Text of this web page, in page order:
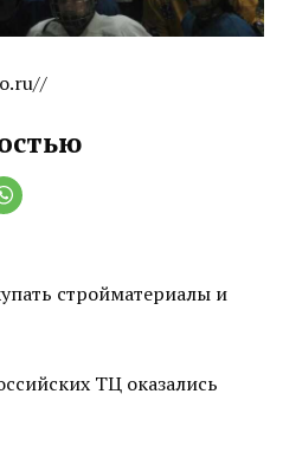
стройматериалы и
ТЦ оказались